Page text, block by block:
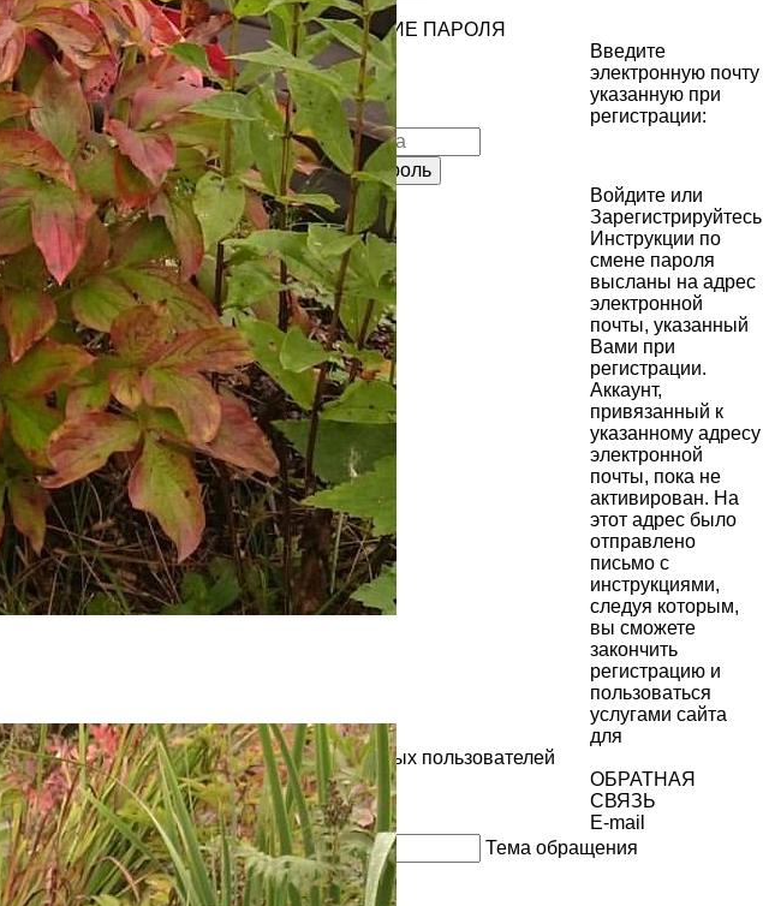
ВОССТАНОВЛЕНИЕ ПАРОЛЯ
Введите
электронную почту
указанную при
регистрации:
Войдите или
Зарегистрируйтесь
Инструкции по
смене пароля
высланы на адрес
электронной
почты, указанный
Вами при
регистрации.
Аккаунт,
привязанный к
указанному адресу
электронной
почты, пока не
активирован. На
этот адрес было
отправлено
письмо с
инструкциями,
следуя которым,
вы сможете
закончить
регистрацию и
пользоваться
услугами сайта
для
зарегистрированных пользователей
ОБРАТНАЯ
СВЯЗЬ
E-mail
Тема обращения